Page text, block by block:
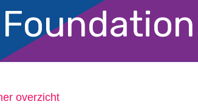
overzicht